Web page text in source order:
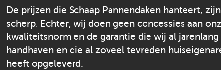
De prijzen die Schaap Pannendaken hanteert,
scherp. Echter, wij doen geen concessies aan
kwaliteitsnorm en de garantie die wij al jarenlang
handhaven en die al zoveel tevreden
heeft opgeleverd.